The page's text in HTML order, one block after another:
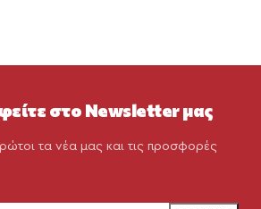
στο Newsletter μας
τα νέα μας και τις προσφορές